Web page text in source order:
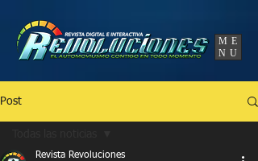
ME
NU
Post
Revista Revoluciones